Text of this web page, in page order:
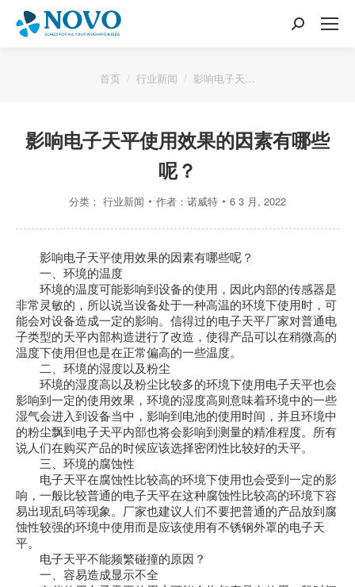
搜
您的位置：
首页 行业新闻 影响电子天…
影响电子天平使用效果的因素有哪些
呢？
分类： 行业新闻 作者： 诺威特 6 3 月, 2022
影响电子天平使用效果的因素有哪些呢？
一、环境的温度
环境的温度可能影响到设备的使用，因此内部的传感器是
非常灵敏的，所以说当设备处于一种高温的环境下使用时，可
能会对设备造成一定的影响。信得过的电子天平厂家对普通电
子类型的天平内部构造进行了改造，使得产品可以在稍微高的
温度下使用但也是在正常偏高的一些温度。
二、环境的湿度以及粉尘
环境的湿度高以及粉尘比较多的环境下使用电子天平也会
影响到一定的使用效果，环境的湿度高则意味着环境中的一些
湿气会进入到设备当中，影响到电池的使用时间，并且环境中
的粉尘飘到电子天平内部也将会影响到测量的精准程度。所有
说人们在购买产品的时候应该选择密闭性比较好的天平。
三、环境的腐蚀性
电子天平在腐蚀性比较高的环境下使用也会受到一定的影
响，一般比较普通的电子天平在这种腐蚀性比较高的环境下容
易出现乱码等现象。厂家也建议人们不要把普通的产品放到腐
蚀性较强的环境中使用而是应该使用有不锈钢外罩的电子天
平。
电子天平不能频繁碰撞的原因？
一、容易造成显示不全